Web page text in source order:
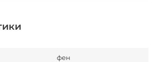
фен